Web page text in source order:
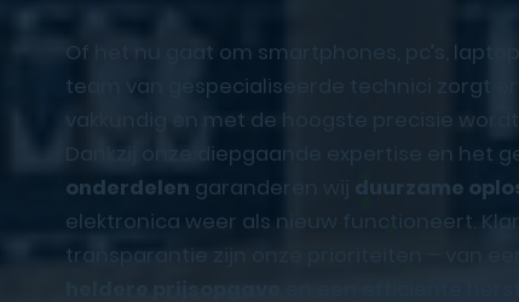
Of het nu gaat om smartphones, pc’s,
team van gespecialiseerde technici zorgt
vakkundig en met de hoogste precisie wordt
Dankzij onze diepgaande expertise en het
onderdelen garanderen wij duurzame
elektronica weer als nieuw functioneert.
transparantie zijn onze prioriteiten – van een